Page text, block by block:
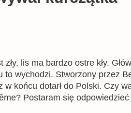
zły, lis ma bardzo ostre kły.
to wychodzi. Stworzony przez
w końcu dotarł do Polski. Czy
Postaram się